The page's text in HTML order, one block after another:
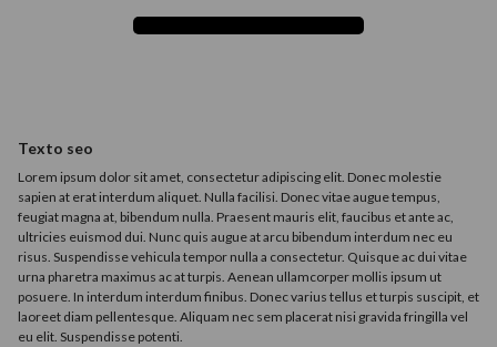
Texto seo
Lorem ipsum dolor sit amet, consectetur adipiscing elit. Donec molestie
sapien at erat interdum aliquet. Nulla facilisi. Donec vitae augue tempus,
feugiat magna at, bibendum nulla. Praesent mauris elit, faucibus et ante ac,
ultricies euismod dui. Nunc quis augue at arcu bibendum interdum nec eu
risus. Suspendisse vehicula tempor nulla a consectetur. Quisque ac dui vitae
urna pharetra maximus ac at turpis. Aenean ullamcorper mollis ipsum ut
posuere. In interdum interdum finibus. Donec varius tellus et turpis suscipit, et
laoreet diam pellentesque. Aliquam nec sem placerat nisi gravida fringilla vel
eu elit. Suspendisse potenti.